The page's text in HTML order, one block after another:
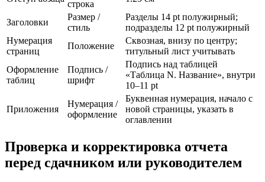
строка
Заголовки
Размер /
стиль
Разделы 14 pt полужирный;
подразделы 12 pt полужирный
Нумерация
страниц
Положение
Сквозная, внизу по центру;
титульный лист учитывать
Оформление
таблиц
Подпись /
шрифт
Подпись над таблицей
«Таблица N. Название», внутри
10–11 pt
Приложения
Нумерация /
оформление
Буквенная нумерация, начало с
новой страницы, указать в
оглавлении
Проверка и корректировка отчета
перед сдачником или руководителем